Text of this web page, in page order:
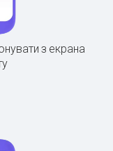
з екрана